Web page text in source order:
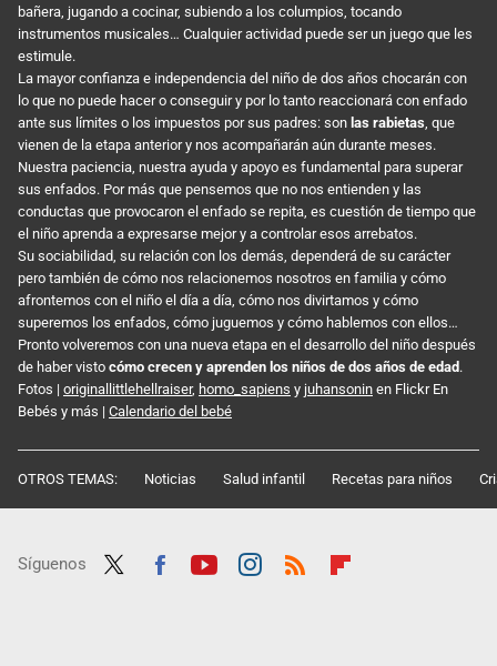
bañera, jugando a cocinar, subiendo a los columpios, tocando
instrumentos musicales… Cualquier actividad puede ser un juego que les
estimule.
La mayor confianza e independencia del niño de dos años chocarán con
lo que no puede hacer o conseguir y por lo tanto reaccionará con enfado
ante sus límites o los impuestos por sus padres: son las rabietas, que
vienen de la etapa anterior y nos acompañarán aún durante meses.
Nuestra paciencia, nuestra ayuda y apoyo es fundamental para superar
sus enfados. Por más que pensemos que no nos entienden y las
conductas que provocaron el enfado se repita, es cuestión de tiempo que
el niño aprenda a expresarse mejor y a controlar esos arrebatos.
Su sociabilidad, su relación con los demás, dependerá de su carácter
pero también de cómo nos relacionemos nosotros en familia y cómo
afrontemos con el niño el día a día, cómo nos divirtamos y cómo
superemos los enfados, cómo juguemos y cómo hablemos con ellos…
Pronto volveremos con una nueva etapa en el desarrollo del niño después
de haber visto cómo crecen y aprenden los niños de dos años de edad .
Fotos | originallittlehellraiser, homo_sapiens y juhansonin en Flickr En
Bebés y más | Calendario del bebé
OTROS TEMAS: Noticias Salud infantil Recetas para niños
Síguenos